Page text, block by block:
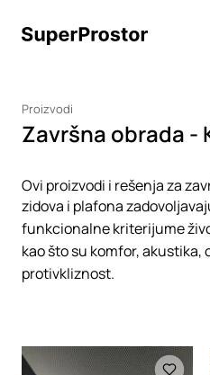
Proizvodi
Završna obrada -
Ovi proizvodi i rešenja za
zidova i plafona
funkcionalne kriterijume
kao što su komfor, akustika,
protivkliznost.
Loading